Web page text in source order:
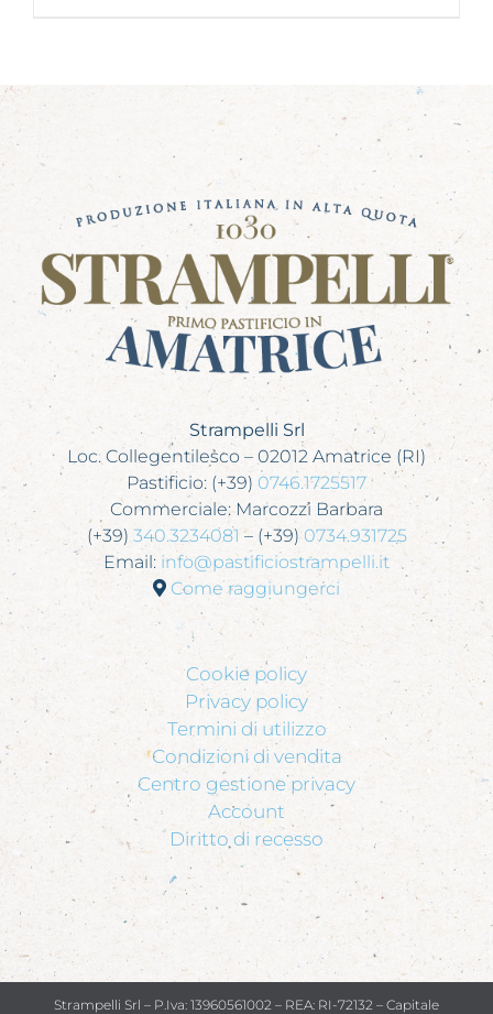
Strampelli Srl
Loc. Collegentilesco – 02012 Amatrice (RI)
Pastificio: (+39) 0746.1725517
Commerciale: Marcozzi Barbara
(+39) 340.3234081 – (+39) 0734.931725
Email: info@pastificiostrampelli.it
Come raggiungerci
Cookie policy
Privacy policy
Termini di utilizzo
Condizioni di vendita
Centro gestione privacy
Account
Diritto di recesso
Strampelli Srl – P.Iva: 13960561002 – REA: RI-72132 – Capitale